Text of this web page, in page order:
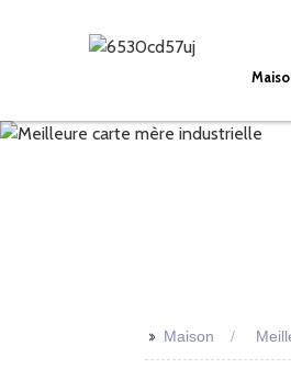
>> Maison